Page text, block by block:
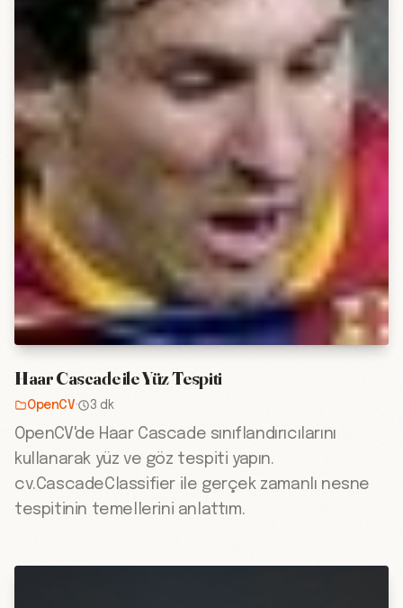
Haar Cascade ile Yüz Tespiti
OpenCV· 3 dk
OpenCV'de Haar Cascade sınıflandırıcılarını
kullanarak yüz ve göz tespiti yapın.
cv.CascadeClassifier ile gerçek zamanlı nesne
tespitinin temellerini anlattım.